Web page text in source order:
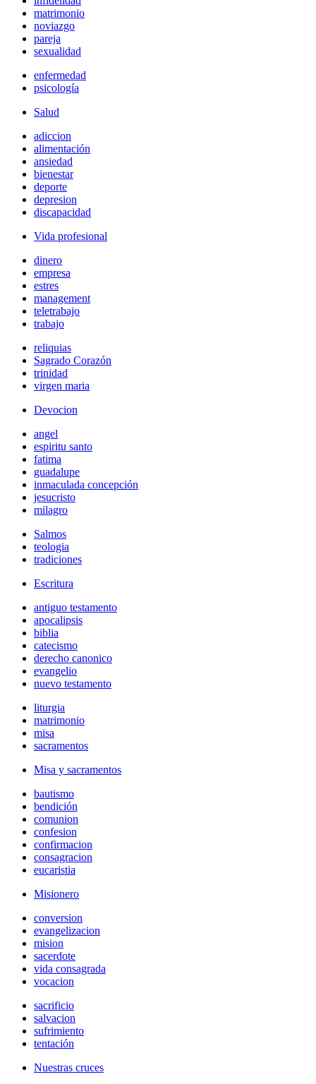
matrimonio
noviazgo
pareja
sexualidad
enfermedad
psicología
Salud
adiccion
alimentación
ansiedad
bienestar
deporte
depresion
discapacidad
Vida profesional
dinero
empresa
estres
management
teletrabajo
trabajo
reliquias
Sagrado Corazón
trinidad
virgen maria
Devocion
angel
espiritu santo
fatima
guadalupe
inmaculada concepción
jesucristo
milagro
Salmos
teologia
tradiciones
Escritura
antiguo testamento
apocalipsis
biblia
catecismo
derecho canonico
evangelio
nuevo testamento
liturgia
matrimonio
misa
sacramentos
Misa y sacramentos
bautismo
bendición
comunion
confesion
confirmacion
consagracion
eucaristia
Misionero
conversion
evangelizacion
mision
sacerdote
vida consagrada
vocacion
sacrificio
salvacion
sufrimiento
tentación
Nuestras cruces